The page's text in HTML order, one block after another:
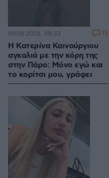
Η Κατερίνα Καινούργιου
αγκαλιά με την κόρη της
στην Πάρο: Μόνο εγώ και
το κορίτσι μου, γράφει
09.08.2026, 08:33 15